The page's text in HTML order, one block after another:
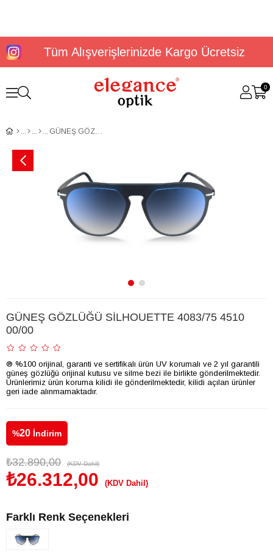
Tüm Alışverişlerinizde Kargo Ücretsiz
0
GÜNEŞ GÖZLÜĞÜ SİLHOUETTE 4083/75 4510 00/00
GÜNEŞ GÖZLÜĞÜ SİLHOUETTE 4083/75 4510
00/00
® %100 orijinal, garanti ve sertifikalı ürün UV korumalı ve 2 yıl garantili
güneş gözlüğü orijinal kutusu ve silme bezi ile birlikte gönderilmektedir.
Ürünlerimiz ürün koruma kilidi ile gönderilmektedir, kilidi açılan ürünler
geri iade alınmamaktadır.
%20 İndirim
₺32.890,00 (KDV Dahil)
₺26.312,00 (KDV Dahil)
Farklı Renk Seçenekleri